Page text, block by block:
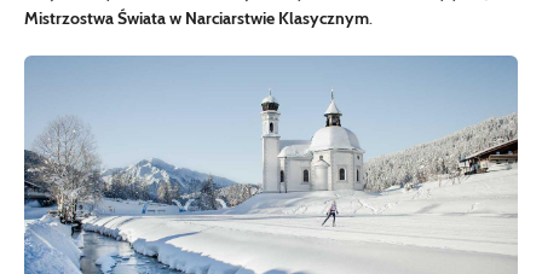
Mistrzostwa Świata w Narciarstwie Klasycznym.